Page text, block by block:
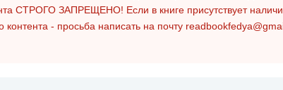
СТРОГО ЗАПРЕЩЕНО! Если в книге присутствует
контента - просьба написать на почту